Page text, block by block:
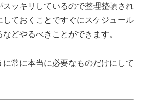
スッキリしているので整理整頓され
しておくことですぐにスケジュール
どやるべきことができます。
常に本当に必要なものだけにして